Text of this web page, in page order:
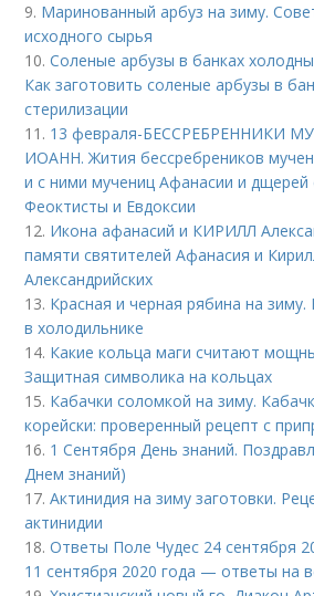
9. Маринованный арбуз на зиму.
исходного сырья
10.Соленые арбузы в банках
Как заготовить соленые арбузы в
стерилизации
11. 13 февраля-БЕССРЕБРЕННИКИ
ИОАНН. Жития бессребреников
и с ними мучениц Афанасии и
Феоктисты и Евдоксии
12. Икона афанасий и КИРИЛЛ
памяти святителей Афанасия и
Александрийских
13. Красная и черная рябина на зиму.
в холодильнике
14. Какие кольца маги считают
Защитная символика на кольцах
15. Кабачки соломкой на зиму.
корейски: проверенный рецепт с
16. 1 Сентября День знаний.
Днем знаний)
17.Актинидия на зиму заготовки.
актинидии
18.Ответы Поле Чудес 24 сентября
11 сентября 2020 года — ответы на